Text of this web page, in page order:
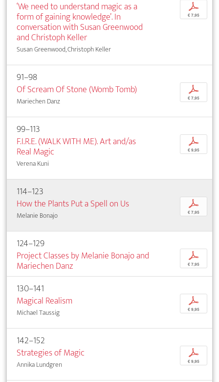
‘We need to understand magic as a
form of gaining knowledge’. In
conversation with Susan Greenwood
and Christoph Keller
Susan Greenwood, Christoph Keller
p
€ 7,95
91–98
Of Scream Of Stone (Womb Tomb)
Mariechen Danz
p
€ 7,95
99–113
F.I.R.E. (WALK WITH ME). Art and/as
Real Magic
Verena Kuni
p
€ 9,95
114–123
How the Plants Put a Spell on Us
Melanie Bonajo
p
€ 7,95
124–129
Project Classes by Melanie Bonajo and
Mariechen Danz
p
€ 7,95
130–141
Magical Realism
Michael Taussig
p
€ 9,95
142–152
Strategies of Magic
Annika Lundgren
p
€ 9,95